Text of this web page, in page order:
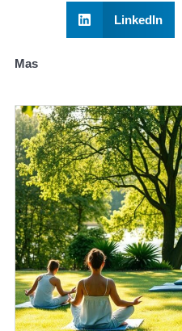
LinkedIn
Mas